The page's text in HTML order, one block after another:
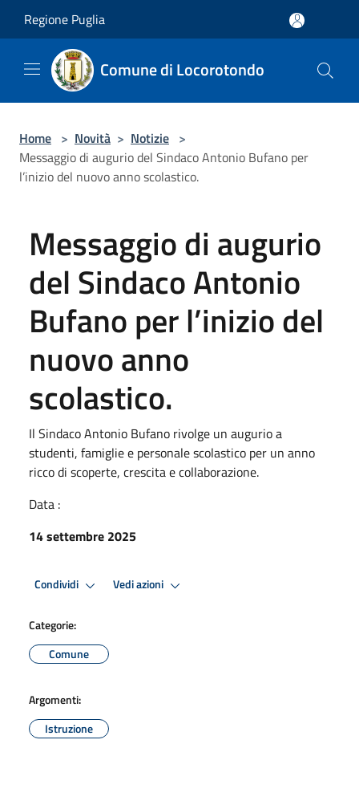
Regione Puglia
Comune di Locorotondo
Home > Novità > Notizie >
Messaggio di augurio del Sindaco Antonio Bufano per
l’inizio del nuovo anno scolastico.
Messaggio di augurio
del Sindaco Antonio
Bufano per l’inizio del
nuovo anno
scolastico.
Il Sindaco Antonio Bufano rivolge un augurio a
studenti, famiglie e personale scolastico per un anno
ricco di scoperte, crescita e collaborazione.
Data :
14 settembre 2025
Condividi Vedi azioni
Categorie:
Comune
Argomenti:
Istruzione